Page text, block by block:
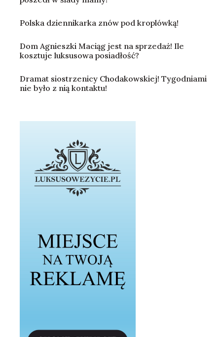
Polska dziennikarka znów pod kroplówką!
Dom Agnieszki Maciąg jest na sprzedaż! Ile
kosztuje luksusowa posiadłość?
Dramat siostrzenicy Chodakowskiej! Tygodniami
nie było z nią kontaktu!